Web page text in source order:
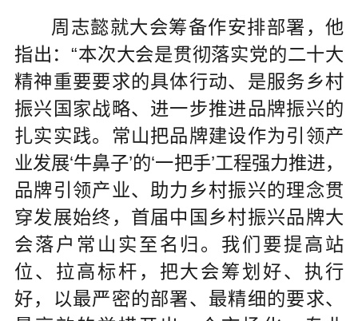
周志懿就大会筹备作安排部署，他
指出：“本次大会是贯彻落实党的二十大
精神重要要求的具体行动、是服务乡村
振兴国家战略、进一步推进品牌振兴的
扎实实践。常山把品牌建设作为引领产
业发展‘牛鼻子’的‘一把手’工程强力推进，
品牌引领产业、助力乡村振兴的理念贯
穿发展始终，首届中国乡村振兴品牌大
会落户常山实至名归。我们要提高站
位、拉高标杆，把大会筹划好、执行
好，以最严密的部署、最精细的要求、